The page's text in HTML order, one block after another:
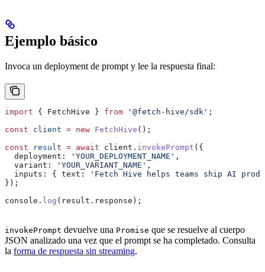
Ejemplo básico
Invoca un deployment de prompt y lee la respuesta final:
import { FetchHive } from '@fetch-hive/sdk' ;
const client = new FetchHive ();
const result = await client . invokePrompt ({
  deployment:
'YOUR_DEPLOYMENT_NAME' ,
  variant:
'YOUR_VARIANT_NAME' ,
  inputs:
{ text:
'Fetch Hive helps teams ship AI
});
console . log ( result . response );
invokePrompt devuelve una Promise que se resuelve al cuerpo
JSON analizado una vez que el prompt se ha completado. Consulta
la forma de respuesta sin streaming.